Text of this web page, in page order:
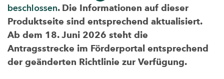
beschlossen. Die Informationen auf dieser
Produktseite sind entsprechend aktualisiert.
Ab dem 18. Juni 2026 steht die
Antragsstrecke im Förderportal entsprechend
der geänderten Richtlinie zur Verfügung.